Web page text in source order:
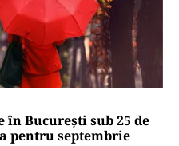
în București sub 25 de
pentru septembrie